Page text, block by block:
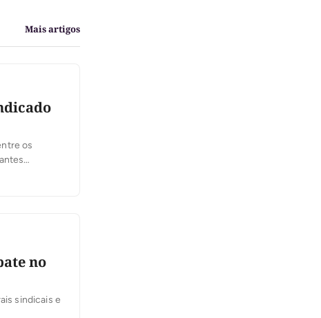
Mais artigos
os
no
sindicais e